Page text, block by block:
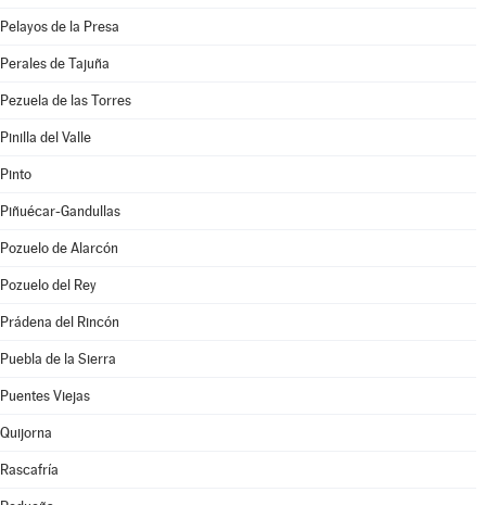
Pelayos de la Presa
Perales de Tajuña
Pezuela de las Torres
Pinilla del Valle
Pinto
Piñuécar-Gandullas
Pozuelo de Alarcón
Pozuelo del Rey
Prádena del Rincón
Puebla de la Sierra
Puentes Viejas
Quijorna
Rascafría